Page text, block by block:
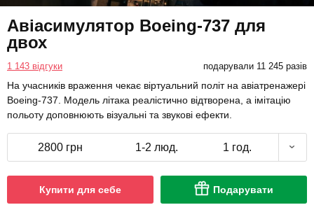
Авіасимулятор Boeing-737 для
двох
1 143 відгуки подарували 11 245 разів
На учасників враження чекає віртуальний політ на авіатренажері
Boeing-737. Модель літака реалістично відтворена, а імітацію
польоту доповнюють візуальні та звукові ефекти.
2800 грн 1-2 люд. 1 год.
Купити для себе Подарувати